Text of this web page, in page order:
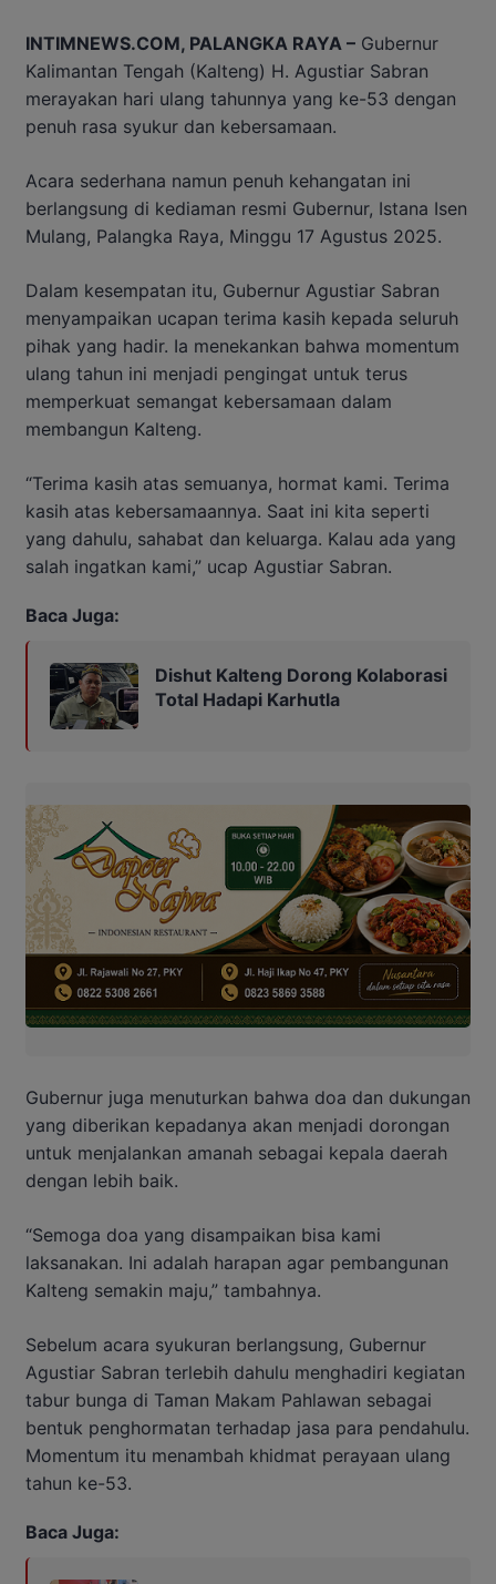
INTIMNEWS.COM, PALANGKA RAYA – Gubernur
Kalimantan Tengah (Kalteng) H. Agustiar Sabran
merayakan hari ulang tahunnya yang ke-53 dengan
penuh rasa syukur dan kebersamaan.
Acara sederhana namun penuh kehangatan ini
berlangsung di kediaman resmi Gubernur, Istana Isen
Mulang, Palangka Raya, Minggu 17 Agustus 2025.
Dalam kesempatan itu, Gubernur Agustiar Sabran
menyampaikan ucapan terima kasih kepada seluruh
pihak yang hadir. Ia menekankan bahwa momentum
ulang tahun ini menjadi pengingat untuk terus
memperkuat semangat kebersamaan dalam
membangun Kalteng.
“Terima kasih atas semuanya, hormat kami. Terima
kasih atas kebersamaannya. Saat ini kita seperti
yang dahulu, sahabat dan keluarga. Kalau ada yang
salah ingatkan kami,” ucap Agustiar Sabran.
Baca Juga:
Dishut Kalteng Dorong Kolaborasi
Total Hadapi Karhutla
Gubernur juga menuturkan bahwa doa dan dukungan
yang diberikan kepadanya akan menjadi dorongan
untuk menjalankan amanah sebagai kepala daerah
dengan lebih baik.
“Semoga doa yang disampaikan bisa kami
laksanakan. Ini adalah harapan agar pembangunan
Kalteng semakin maju,” tambahnya.
Sebelum acara syukuran berlangsung, Gubernur
Agustiar Sabran terlebih dahulu menghadiri kegiatan
tabur bunga di Taman Makam Pahlawan sebagai
bentuk penghormatan terhadap jasa para pendahulu.
Momentum itu menambah khidmat perayaan ulang
tahun ke-53.
Baca Juga: